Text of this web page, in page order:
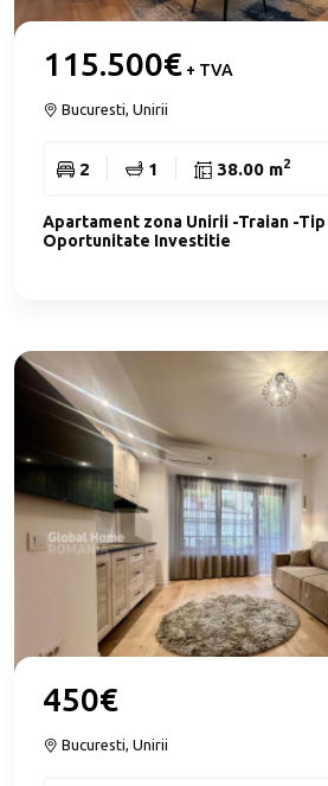
115.500€ + TVA
Bucuresti, Unirii
2 1 38.00 m2
Apartament zona Unirii -Traian -Tip
Oportunitate Investitie
450€
Bucuresti, Unirii